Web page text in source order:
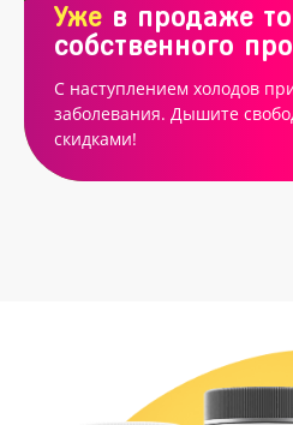
Уже в продаже
собственного
С наступлением холодов
заболевания. Дышите
скидками!